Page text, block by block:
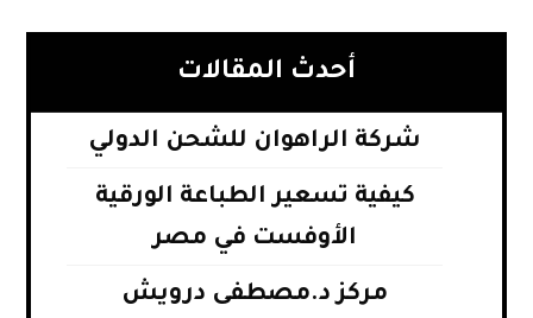
أحدث المقالات
شركة الراهوان للشحن الدولي
كيفية تسعير الطباعة الورقية
الأوفست في مصر
مركز د.مصطفى درويش